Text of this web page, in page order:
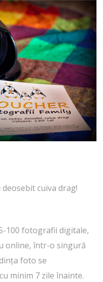
cuiva drag!
100 fotografii digitale,
online, într-o singură
foto se
minim 7 zile înainte.